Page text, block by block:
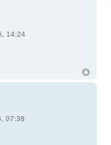
14:24
07:38